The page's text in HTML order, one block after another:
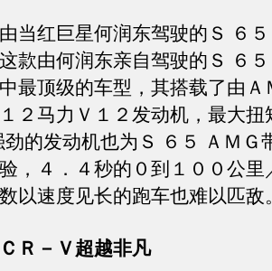
红巨星何润东驾驶的Ｓ ６５
款由何润东亲自驾驶的Ｓ ６
最顶级的车型，其搭载了由Ａ
２马力Ｖ１２发动机，最大扭
劲的发动机也为Ｓ ６５ ＡＭＧ
，４．４秒的０到１００公里
以速度见长的跑车也难以匹敌
Ｒ－Ｖ超越非凡